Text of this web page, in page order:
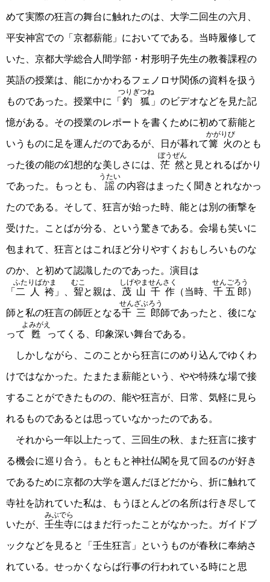
めて実際の狂言の舞台に触れたのは、大学二回生の六月、
平安神宮での「京都薪能」においてである。当時履修して
いた、京都大学総合人間学部・村形明子先生の教養課程の
英語の授業は、能にかかわるフェノロサ関係の資料を扱う
ものであった。授業中に「 釣狐
つりぎつね
」のビデオなどを見た記
憶がある。その授業のレポートを書くために初めて薪能と
いうものに足を運んだのであるが、日が暮れて篝火
かがりび
のとも
った後の能の幻想的な美しさには、 茫然
ぼうぜん
と見とれるばかり
であった。もっとも、 謡
うたい
の内容はまったく聞きとれなかっ
たのである。そして、狂言が始った時、能とは別の衝撃を
受けた。ことばが分る、という驚きである。会場も笑いに
包まれて、狂言とはこれほど分りやすくおもしろいものな
のか、と初めて認識したのであった。演目は
「 二人袴
ふたりばかま
」、 聟
むこ
と親は、 茂山千作
しげやませんさく
（当時、 千五郎
せんごろう
）
師と私の狂言の師匠となる千三郎
せんざぶろう
師であったと、後にな
って 甦
よみがえ
ってくる、印象深い舞台である。
しかしながら、このことから狂言にのめり込んでゆくわ
けではなかった。たまたま薪能という、やや特殊な場で接
することができたものの、能や狂言が、日常、気軽に見ら
れるものであるとは思っていなかったのである。
それから一年以上たって、三回生の秋、また狂言に接す
る機会に巡り合う。もともと神社仏閣を見て回るのが好き
であるために京都の大学を選んだほどだから、折に触れて
寺社を訪れていた私は、もうほとんどの名所は行き尽して
いたが、 壬生寺
みぶでら
にはまだ行ったことがなかった。ガイドブ
ックなどを見ると「壬生狂言」というものが春秋に奉納さ
れている。せっかくならば行事の行われている時にと思